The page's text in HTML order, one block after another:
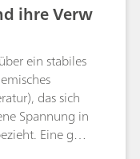
ihre Verw
ein stabiles
das sich
Spannung in
Eine gute